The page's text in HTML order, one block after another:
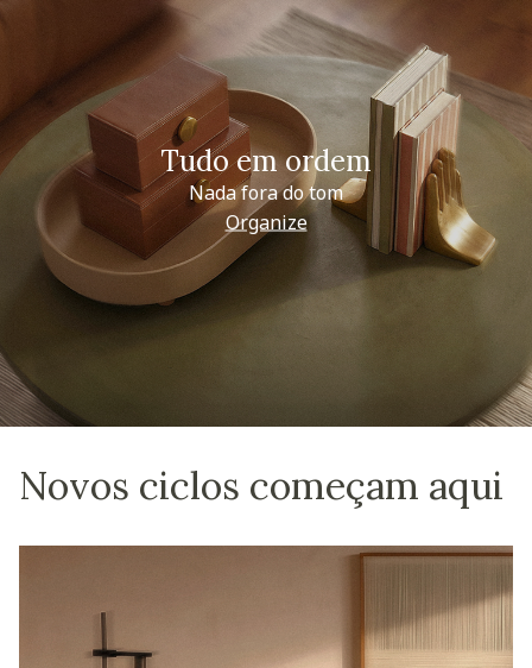
Tudo em ordem
Nada fora do tom
Organize
Novos ciclos começam aqui